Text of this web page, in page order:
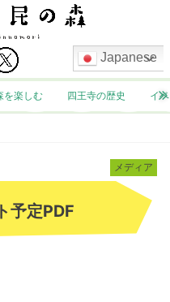
Japanese
を楽しむ 四王寺の歴史 イ
メディア
予定PDF